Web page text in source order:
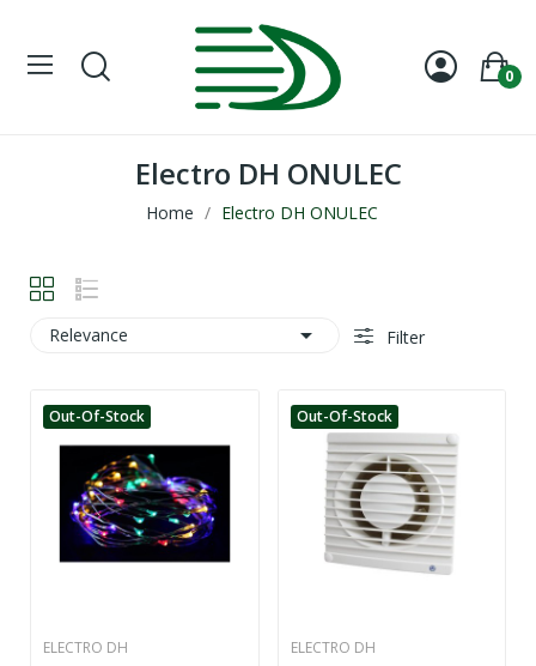
0
Electro DH ONULEC
Home Electro DH ONULEC
Relevance  Filter
Out-Of-Stock
ELECTRO DH
Out-Of-Stock
ELECTRO DH